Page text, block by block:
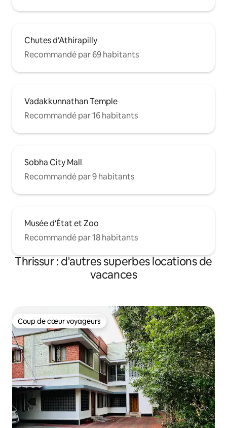
Chutes d'Athirapilly
Recommandé par 69 habitants
Vadakkunnathan Temple
Recommandé par 16 habitants
Sobha City Mall
Recommandé par 9 habitants
Musée d'État et Zoo
Recommandé par 18 habitants
Thrissur : d'autres superbes locations de
vacances
Coup de cœur voyageurs
Coup de cœur voyageurs